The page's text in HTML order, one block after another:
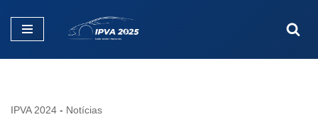
Pular
IPVA 2024 - Notícias